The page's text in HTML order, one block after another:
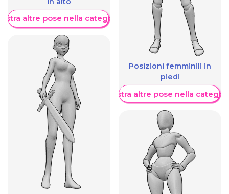
altre pose nella categoria
Posizioni femminili in
piedi
Mostra altre pose nella